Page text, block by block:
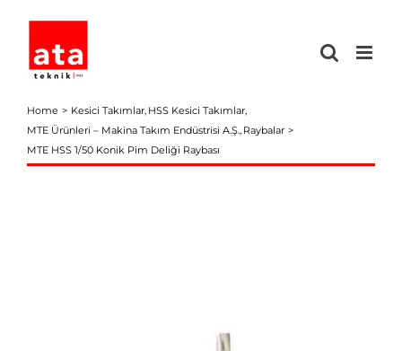
content
Home Kesici Takımlar HSS Kesici Takımlar
MTE Ürünleri – Makina Takım Endüstrisi A.Ş. Raybalar
MTE HSS 1/50 Konik Pim Deliği Raybası